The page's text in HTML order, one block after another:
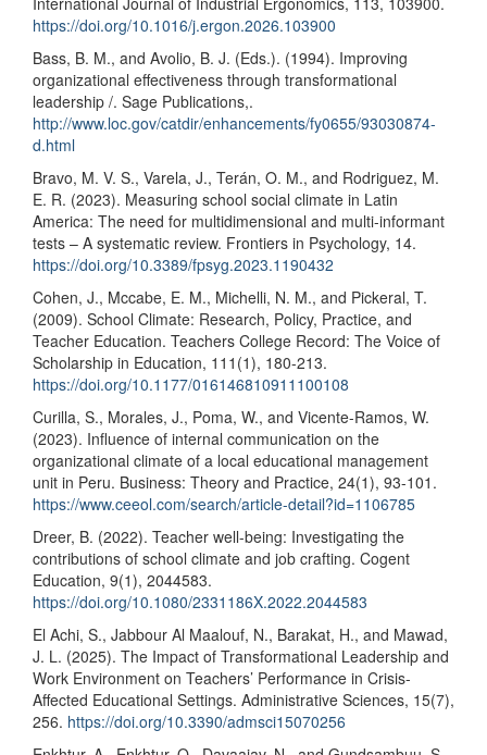
https://doi.org/10.1016/j.ergon.2026.103900
Bass, B. M., and Avolio, B. J. (Eds.). (1994). Improving
organizational effectiveness through transformational
leadership /. Sage Publications,.
http://www.loc.gov/catdir/enhancements/fy0655/93030874-
d.html
Bravo, M. V. S., Varela, J., Terán, O. M., and Rodriguez, M.
E. R. (2023). Measuring school social climate in Latin
America: The need for multidimensional and multi-informant
tests – A systematic review. Frontiers in Psychology, 14.
https://doi.org/10.3389/fpsyg.2023.1190432
Cohen, J., Mccabe, E. M., Michelli, N. M., and Pickeral, T.
(2009). School Climate: Research, Policy, Practice, and
Teacher Education. Teachers College Record: The Voice of
Scholarship in Education, 111(1), 180-213.
https://doi.org/10.1177/016146810911100108
Curilla, S., Morales, J., Poma, W., and Vicente-Ramos, W.
(2023). Influence of internal communication on the
organizational climate of a local educational management
unit in Peru. Business: Theory and Practice, 24(1), 93-101.
https://www.ceeol.com/search/article-detail?id=1106785
Dreer, B. (2022). Teacher well-being: Investigating the
contributions of school climate and job crafting. Cogent
Education, 9(1), 2044583.
https://doi.org/10.1080/2331186X.2022.2044583
El Achi, S., Jabbour Al Maalouf, N., Barakat, H., and Mawad,
J. L. (2025). The Impact of Transformational Leadership and
Work Environment on Teachers’ Performance in Crisis-
Affected Educational Settings. Administrative Sciences, 15(7),
256. https://doi.org/10.3390/admsci15070256